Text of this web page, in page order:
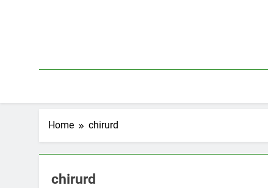
Home chirurd
chirurd